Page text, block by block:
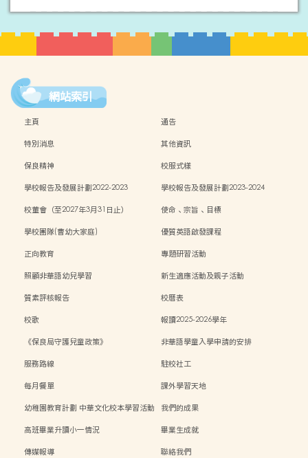
網站索引
主頁
通告
特別消息
其他資訊
保良精神
校服式樣
學校報告及發展計劃2022-2023
學校報告及發展計劃2023-2024
校董會（至2027年3月31日止）
使命、宗旨、目標
學校團隊(曹幼大家庭)
優質英語啟發課程
正向教育
專題研習活動
照顧非華語幼兒學習
新生適應活動及親子活動
質素評核報告
校曆表
校歌
報讀2025-2026學年
《保良局守護兒童政策》
非華語學童入學申請的安排
服務路線
駐校社工
每月餐單
課外學習天地
幼稚園教育計劃 中華文化校本學習活動
我們的成果
高班畢業升讀小一情況
畢業生成就
傳媒報導
聯絡我們